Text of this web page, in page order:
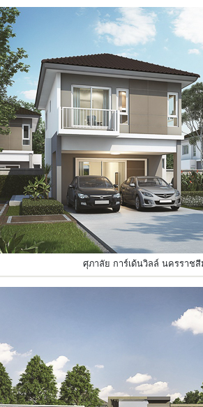
ศุภาลัย การ์เด้นวิลล์ นครราชสี